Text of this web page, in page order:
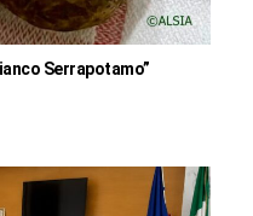
Serrapotamo”